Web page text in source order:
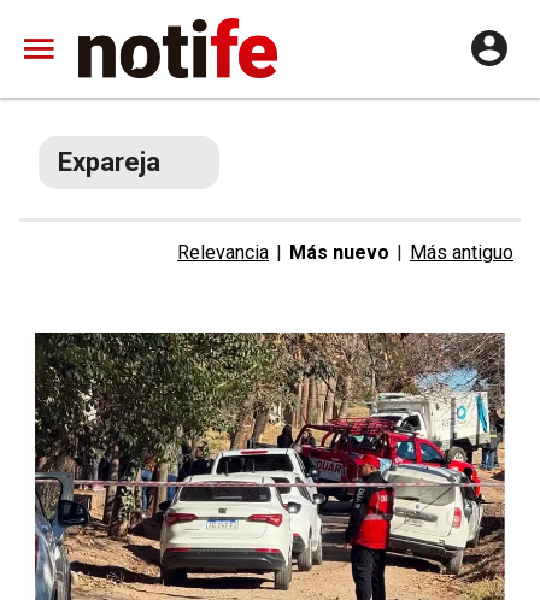
Expareja
Relevancia | Más nuevo | Más antiguo